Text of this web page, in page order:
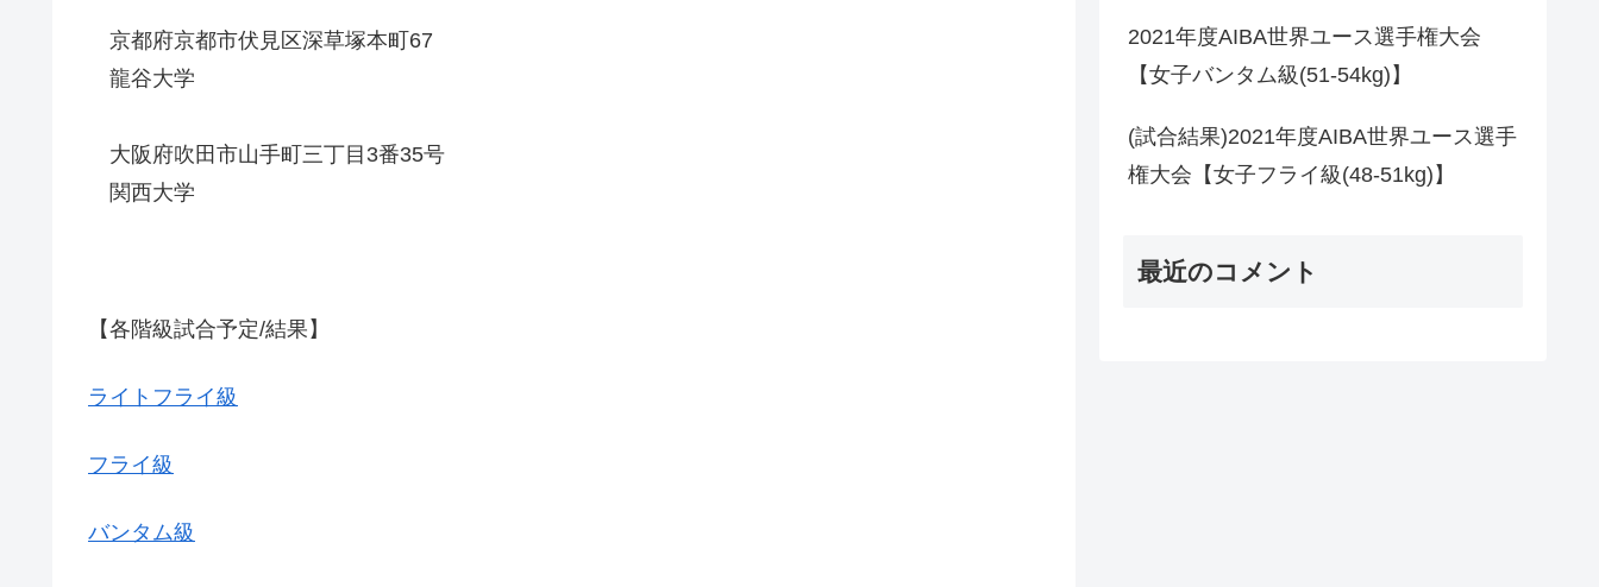
京都府京都市伏見区深草塚本町67
龍谷大学
大阪府吹田市山手町三丁目3番35号
関西大学
【各階級試合予定/結果】
ライトフライ級
フライ級
バンタム級
2021年度AIBA世界ユース選手権大会
【女子バンタム級(51-54kg)】
(試合結果)2021年度AIBA世界ユース選手
権大会【女子フライ級(48-51kg)】
最近のコメント